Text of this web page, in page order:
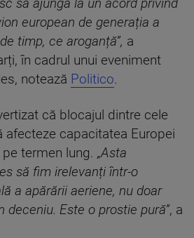
să ajungă la un acord privind
european de generația a
timp, ce aroganță”, a
în cadrul unui eveniment
notează Politico.
că blocajul dintre cele
afecteze capacitatea Europei
termen lung. „Asta
să fim irelevanți într-o
a apărării aeriene, nu doar
deceniu. Este o prostie pură”, a